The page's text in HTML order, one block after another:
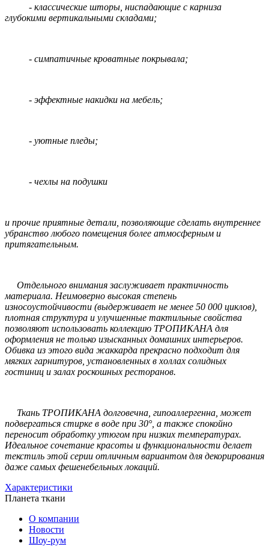
- классические шторы, ниспадающие с карниза
глубокими вертикальными складами;
- симпатичные кроватные покрывала;
- эффектные накидки на мебель;
- уютные пледы;
- чехлы на подушки
и прочие приятные детали, позволяющие сделать внутреннее
убранство любого помещения более атмосферным и
притягательным.
Отдельного внимания заслуживает практичность
материала. Неимоверно высокая степень
износоустойчивости (выдерживает не менее 50 000 циклов),
плотная структура и улучшенные тактильные свойства
позволяют использовать коллекцию ТРОПИКАНА для
оформления не только изысканных домашних интерьеров.
Обивка из этого вида жаккарда прекрасно подходит для
мягких гарнитуров, установленных в холлах солидных
гостиниц и залах роскошных ресторанов.
Ткань ТРОПИКАНА долговечна, гипоаллергенна, может
подвергаться стирке в воде при 30°, а также спокойно
переносит обработку утюгом при низких температурах.
Идеальное сочетание красоты и функциональности делает
текстиль этой серии отличным вариантом для декорирования
даже самых фешенебельных локаций.
Характеристики
Планета ткани
О компании
Новости
Шоу-рум